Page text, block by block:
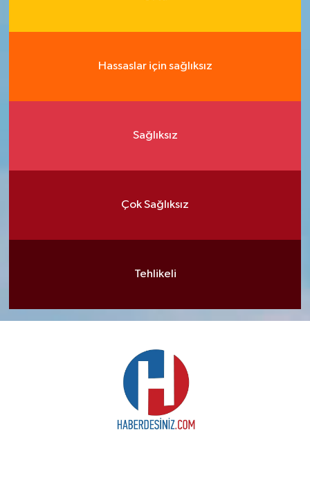
Hassaslar için sağlıksız
Sağlıksız
Çok Sağlıksız
Tehlikeli